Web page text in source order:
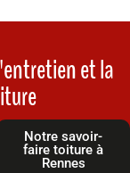
et la
Notre savoir-
faire toiture à
Rennes